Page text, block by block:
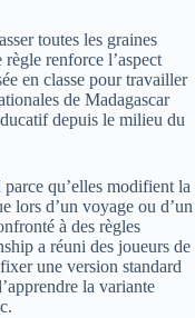
toutes les graines
renforce l’aspect
en classe pour travailler
de Madagascar
depuis le milieu du
qu’elles modifient la
lors d’un voyage ou d’un
à des règles
a réuni des joueurs de
une version standard
la variante